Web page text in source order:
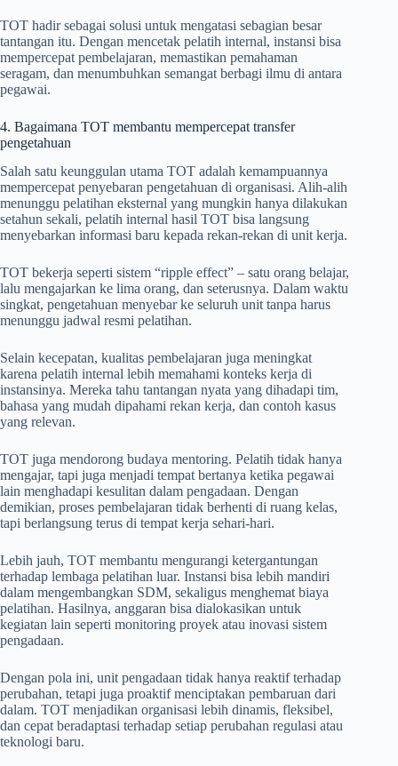
TOT hadir sebagai solusi untuk mengatasi sebagian besar
tantangan itu. Dengan mencetak pelatih internal, instansi bisa
mempercepat pembelajaran, memastikan pemahaman
seragam, dan menumbuhkan semangat berbagi ilmu di antara
pegawai.
4. Bagaimana TOT membantu mempercepat transfer
pengetahuan
Salah satu keunggulan utama TOT adalah kemampuannya
mempercepat penyebaran pengetahuan di organisasi. Alih-alih
menunggu pelatihan eksternal yang mungkin hanya dilakukan
setahun sekali, pelatih internal hasil TOT bisa langsung
menyebarkan informasi baru kepada rekan-rekan di unit kerja.
TOT bekerja seperti sistem “ripple effect” – satu orang belajar,
lalu mengajarkan ke lima orang, dan seterusnya. Dalam waktu
singkat, pengetahuan menyebar ke seluruh unit tanpa harus
menunggu jadwal resmi pelatihan.
Selain kecepatan, kualitas pembelajaran juga meningkat
karena pelatih internal lebih memahami konteks kerja di
instansinya. Mereka tahu tantangan nyata yang dihadapi tim,
bahasa yang mudah dipahami rekan kerja, dan contoh kasus
yang relevan.
TOT juga mendorong budaya mentoring. Pelatih tidak hanya
mengajar, tapi juga menjadi tempat bertanya ketika pegawai
lain menghadapi kesulitan dalam pengadaan. Dengan
demikian, proses pembelajaran tidak berhenti di ruang kelas,
tapi berlangsung terus di tempat kerja sehari-hari.
Lebih jauh, TOT membantu mengurangi ketergantungan
terhadap lembaga pelatihan luar. Instansi bisa lebih mandiri
dalam mengembangkan SDM, sekaligus menghemat biaya
pelatihan. Hasilnya, anggaran bisa dialokasikan untuk
kegiatan lain seperti monitoring proyek atau inovasi sistem
pengadaan.
Dengan pola ini, unit pengadaan tidak hanya reaktif terhadap
perubahan, tetapi juga proaktif menciptakan pembaruan dari
dalam. TOT menjadikan organisasi lebih dinamis, fleksibel,
dan cepat beradaptasi terhadap setiap perubahan regulasi atau
teknologi baru.